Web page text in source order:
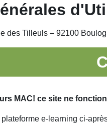
des Tilleuls – 92100
MAC! ce site ne
e-learning ci-